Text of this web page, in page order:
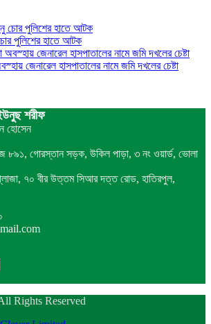
পুলিশের হাতে আটক
জেনারেল হাসপাতালের নামে জমি দখলের চেষ্টা
শরীফ
হোসেন
৮৯১, গোরস্তান সড়ক, উকিল পাড়া, ৩ নং ওয়ার্ড, ভোলা
৭০ বীর উত্তম সিআর দত্ত রোড, হাতিরপুল,
Rights Reserved